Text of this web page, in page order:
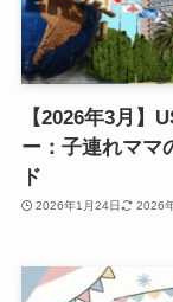
【2026年3月】
ー：子連れママ
ド
2026年1月24日 2026